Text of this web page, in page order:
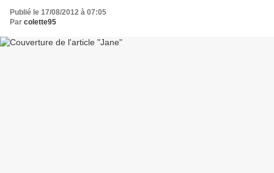
Publié le 17/08/2012 à 07:05
Par colette95